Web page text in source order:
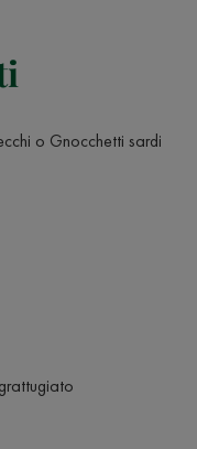
o Gnocchetti sardi